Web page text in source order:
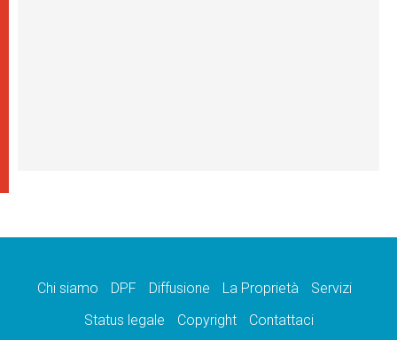
Chi siamo DPF Diffusione La Proprietà
Servizi
Status legale
Copyright Contattaci